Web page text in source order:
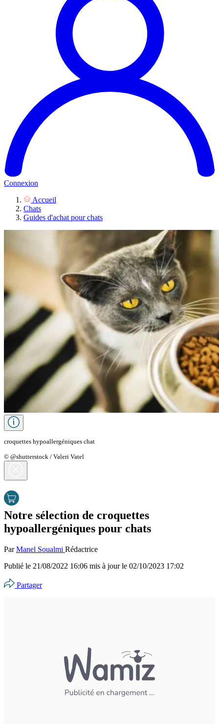
Connexion
Accueil
Chats
Guides d'achat pour chats
croquettes hypoallergéniques chat
© @shutterstock / Valeri Vatel
Notre sélection de croquettes
hypoallergéniques pour chats
ParManel Soualmi Rédactrice
Publié le 21/08/2022 16:06 mis à jour le 02/10/2023 17:02
Partager